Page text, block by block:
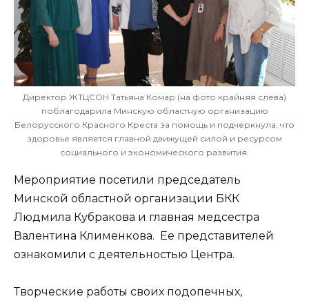
Директор ЖТЦСОН Татьяна Комар (на фото крайняя слева)
поблагодарила Минскую областную организацию
Белорусского Красного Креста за помощь и подчеркнула, что
здоровье является главной движущей силой и ресурсом
социального и экономического развития.
Мероприятие посетили председатель
Минской областной организации БКК
Людмила Кубракова и главная медсестра
Валентина Клименкова. Ее представителей
ознакомили с деятельностью Центра.
Творческие работы своих подопечных,